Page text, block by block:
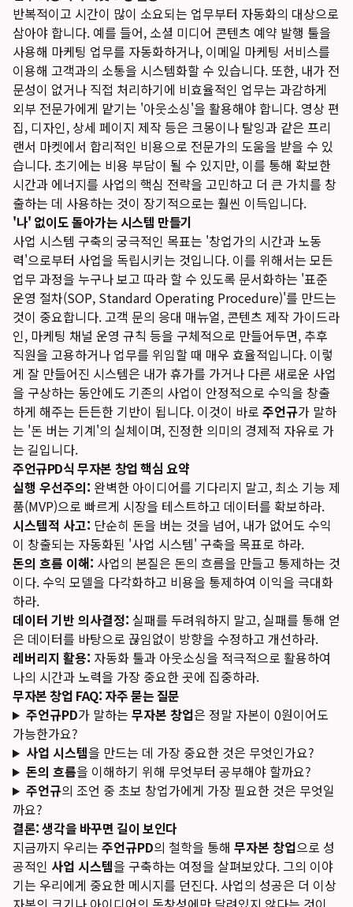
반복적이고 시간이 많이 소요되는 업무부터 자동화의 대상으로
삼아야 합니다. 예를 들어, 소셜 미디어 콘텐츠 예약 발행 툴을
사용해 마케팅 업무를 자동화하거나, 이메일 마케팅 서비스를
이용해 고객과의 소통을 시스템화할 수 있습니다. 또한, 내가 전
문성이 없거나 직접 처리하기에 비효율적인 업무는 과감하게
외부 전문가에게 맡기는 '아웃소싱'을 활용해야 합니다. 영상 편
집, 디자인, 상세 페이지 제작 등은 크몽이나 탈잉과 같은 프리
랜서 마켓에서 합리적인 비용으로 전문가의 도움을 받을 수 있
습니다. 초기에는 비용 부담이 될 수 있지만, 이를 통해 확보한
시간과 에너지를 사업의 핵심 전략을 고민하고 더 큰 가치를 창
출하는 데 사용하는 것이 장기적으로는 훨씬 이득입니다.
'나' 없이도 돌아가는 시스템 만들기
사업 시스템 구축의 궁극적인 목표는 '창업가의 시간과 노동
력'으로부터 사업을 독립시키는 것입니다. 이를 위해서는 모든
업무 과정을 누구나 보고 따라 할 수 있도록 문서화하는 '표준
운영 절차(SOP, Standard Operating Procedure)'를 만드는
것이 중요합니다. 고객 문의 응대 매뉴얼, 콘텐츠 제작 가이드라
인, 마케팅 채널 운영 규칙 등을 구체적으로 만들어두면, 추후
직원을 고용하거나 업무를 위임할 때 매우 효율적입니다. 이렇
게 잘 만들어진 시스템은 내가 휴가를 가거나 다른 새로운 사업
을 구상하는 동안에도 기존의 사업이 안정적으로 수익을 창출
하게 해주는 든든한 기반이 됩니다. 이것이 바로 주언규가 말하
는 '돈 버는 기계'의 실체이며, 진정한 의미의 경제적 자유로 가
는 길입니다.
주언규PD식 무자본 창업 핵심 요약
실행 우선주의: 완벽한 아이디어를 기다리지 말고, 최소 기능 제
품(MVP)으로 빠르게 시장을 테스트하고 데이터를 확보하라.
시스템적 사고: 단순히 돈을 버는 것을 넘어, 내가 없어도 수익
이 창출되는 자동화된 '사업 시스템' 구축을 목표로 하라.
돈의 흐름 이해: 사업의 본질은 돈의 흐름을 만들고 통제하는 것
이다. 수익 모델을 다각화하고 비용을 통제하여 이익을 극대화
하라.
데이터 기반 의사결정: 실패를 두려워하지 말고, 실패를 통해 얻
은 데이터를 바탕으로 끊임없이 방향을 수정하고 개선하라.
레버리지 활용: 자동화 툴과 아웃소싱을 적극적으로 활용하여
나의 시간과 노력을 가장 중요한 곳에 집중하라.
무자본 창업 FAQ: 자주 묻는 질문
주언규PD가 말하는 무자본 창업은 정말 자본이 0원이어도
가능한가요?
사업 시스템을 만드는 데 가장 중요한 것은 무엇인가요?
돈의 흐름을 이해하기 위해 무엇부터 공부해야 할까요?
주언규의 조언 중 초보 창업가에게 가장 필요한 것은 무엇일
까요?
결론: 생각을 바꾸면 길이 보인다
지금까지 우리는 주언규PD의 철학을 통해 무자본 창업으로 성
공적인 사업 시스템을 구축하는 여정을 살펴보았다. 그의 이야
기는 우리에게 중요한 메시지를 던진다. 사업의 성공은 더 이상